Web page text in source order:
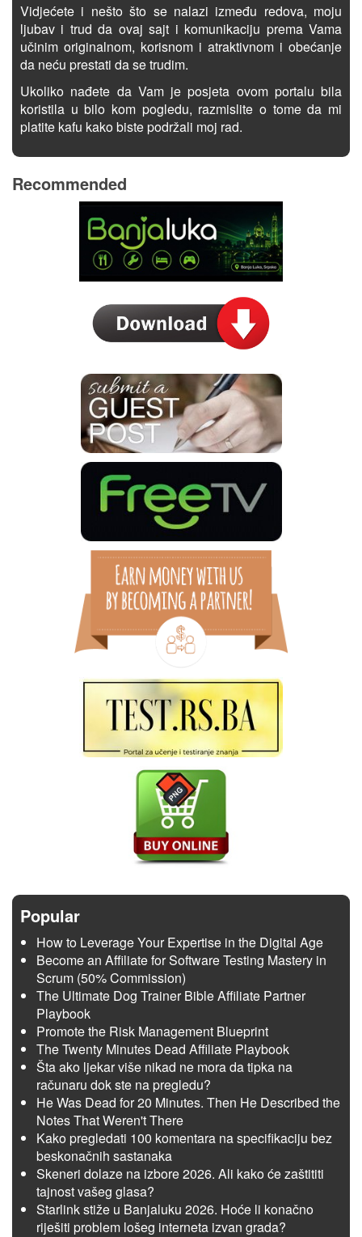
Vidjećete i nešto što se nalazi između redova, moju
ljubav i trud da ovaj sajt i komunikaciju prema Vama
učinim originalnom, korisnom i atraktivnom i obećanje
da neću prestati da se trudim.
Ukoliko nađete da Vam je posjeta ovom portalu bila
koristila u bilo kom pogledu, razmislite o tome da mi
platite kafu kako biste podržali moj rad.
Recommended
Popular
How to Leverage Your Expertise in the Digital Age
Become an Affiliate for Software Testing Mastery in
Scrum (50% Commission)
The Ultimate Dog Trainer Bible Affiliate Partner
Playbook
Promote the Risk Management Blueprint
The Twenty Minutes Dead Affiliate Playbook
Šta ako ljekar više nikad ne mora da tipka na
računaru dok ste na pregledu?
He Was Dead for 20 Minutes. Then He Described the
Notes That Weren't There
Kako pregledati 100 komentara na specifikaciju bez
beskonačnih sastanaka
Skeneri dolaze na izbore 2026. Ali kako će zaštititi
tajnost vašeg glasa?
Starlink stiže u Banjaluku 2026. Hoće li konačno
riješiti problem lošeg interneta izvan grada?